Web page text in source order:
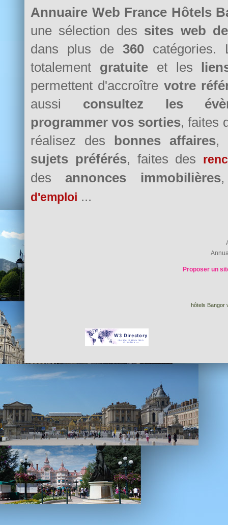
Annuaire Web France Hôtels
une sélection des sites web
dans plus de 360 catégories.
totalement gratuiteet les
permettent d'accroître votre
aussi consultez les
programmer vos sorties, faites
réalisez des
bonnes affaires,
sujets préférés, faites des
desannonces immobilières
d'emploi ...
Proposer un
hôtels Bangor